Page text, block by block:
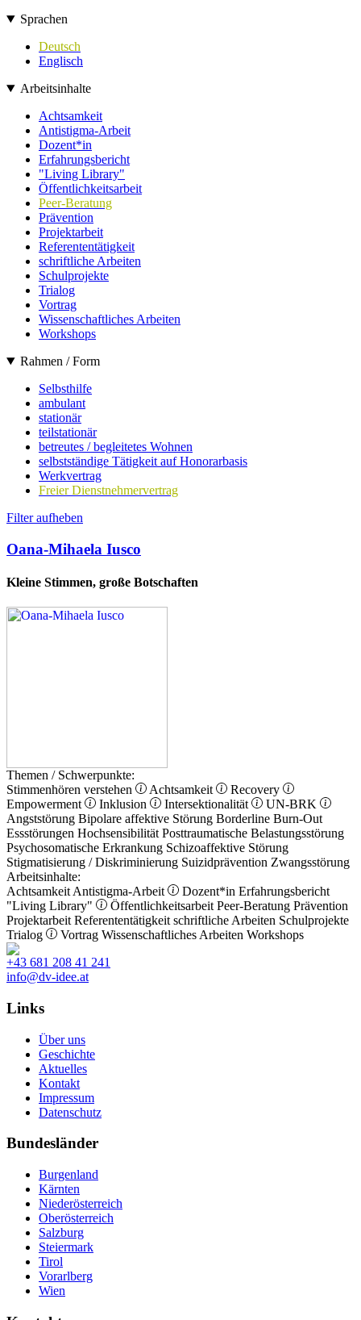
Sprachen
Deutsch
Englisch
Arbeitsinhalte
Achtsamkeit
Antistigma-Arbeit
Dozent*in
Erfahrungsbericht
"Living Library"
Öffentlichkeitsarbeit
Peer-Beratung
Prävention
Projektarbeit
Referententätigkeit
schriftliche Arbeiten
Schulprojekte
Trialog
Vortrag
Wissenschaftliches Arbeiten
Workshops
Rahmen / Form
Selbsthilfe
ambulant
stationär
teilstationär
betreutes / begleitetes Wohnen
selbstständige Tätigkeit auf Honorarbasis
Werkvertrag
Freier Dienstnehmervertrag
Filter aufheben
Oana-Mihaela Iusco
Kleine Stimmen, große Botschaften
Themen / Schwerpunkte:
Stimmenhören verstehen
Achtsamkeit
Recovery
Empowerment
Inklusion Intersektionalität
UN-BRK
Angststörung Bipolare affektive Störung Borderline Burn-Out
Essstörungen Hochsensibilität Posttraumatische Belastungsstörung
Psychosomatische Erkrankung Schizoaffektive Störung
Stigmatisierung / Diskriminierung Suizidprävention Zwangsstörung
Arbeitsinhalte:
Achtsamkeit Antistigma-Arbeit Dozent*in Erfahrungsbericht
"Living Library"
Öffentlichkeitsarbeit Peer-Beratung Prävention
Projektarbeit Referententätigkeit schriftliche Arbeiten Schulprojekte
Trialog
Vortrag Wissenschaftliches Arbeiten Workshops
+43 681 208 41 241
info@dv-idee.at
Links
Über uns
Geschichte
Aktuelles
Kontakt
Impressum
Datenschutz
Bundesländer
Burgenland
Kärnten
Niederösterreich
Oberösterreich
Salzburg
Steiermark
Tirol
Vorarlberg
Wien